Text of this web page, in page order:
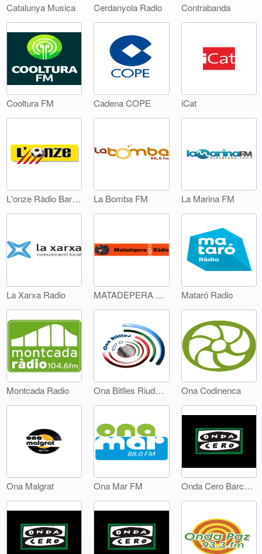
Catalunya Musica Cerdanyola Radio Contrabanda
Cooltura FM Cadena COPE iCat
L'onze Ràdio Barcelona La Bomba FM La Marina FM
La Xarxa Radio MATADEPERA RÀDIO Mataró Radio
Montcada Radio Ona Bitlles Riudebitlles Ona Codinenca
Ona Malgrat Ona Mar FM Onda Cero Barcelona